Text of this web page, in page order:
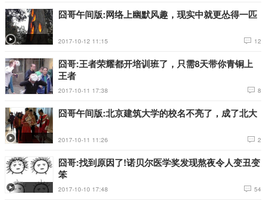
囧哥午间版:网络上幽默风趣，现实中就更怂得一匹
2017-10-12 11:15 12
囧哥:王者荣耀都开培训班了，只需8天带你青铜上
王者
2017-10-11 17:38 8
囧哥午间版:北京建筑大学的校名不亮了，成了北大
2017-10-11 11:26 2
囧哥:找到原因了!诺贝尔医学奖发现熬夜令人变丑变
笨
2017-10-10 17:48 54